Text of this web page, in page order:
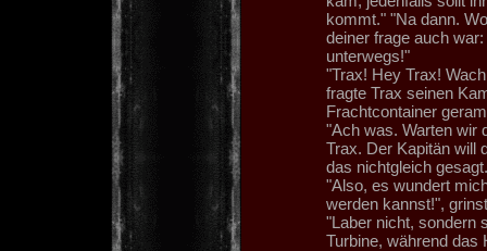
kommt." "Na dann.
deiner frage auch
unterwegs!"
"Trax! Hey Trax!
fragte Trax seinen
Frachtcontainer
"Ach was. Warten wir
Trax. Der Kapitän will
das nichtgleich
"Also, es wundert
werden kannst!",
"Laber nicht, sondern
Turbine, während das